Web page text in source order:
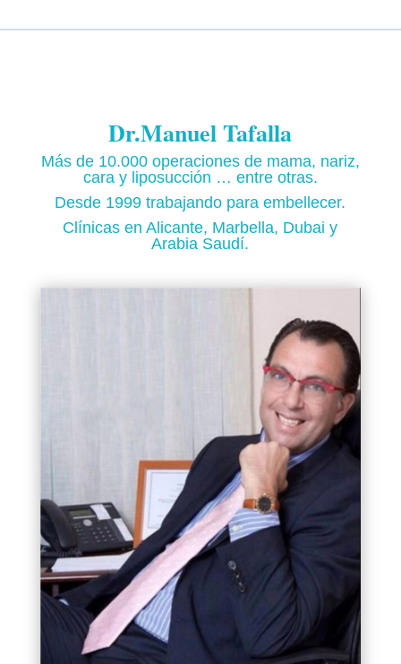
Dr.Manuel Tafalla
Más de 10.000 operaciones de mama, nariz,
cara y liposucción … entre otras.
Desde 1999 trabajando para embellecer.
Clínicas en Alicante, Marbella, Dubai y
Arabia Saudí.